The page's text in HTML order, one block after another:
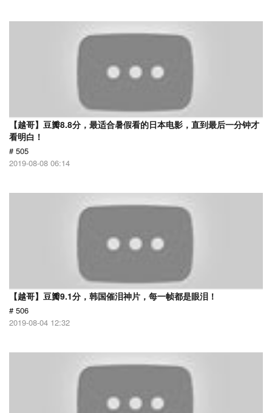
【越哥】豆瓣8.8分，最适合暑假看的日本电影，直到最后一分钟才
看明白！
# 505
2019-08-08 06:14
【越哥】豆瓣9.1分，韩国催泪神片，每一帧都是眼泪！
# 506
2019-08-04 12:32